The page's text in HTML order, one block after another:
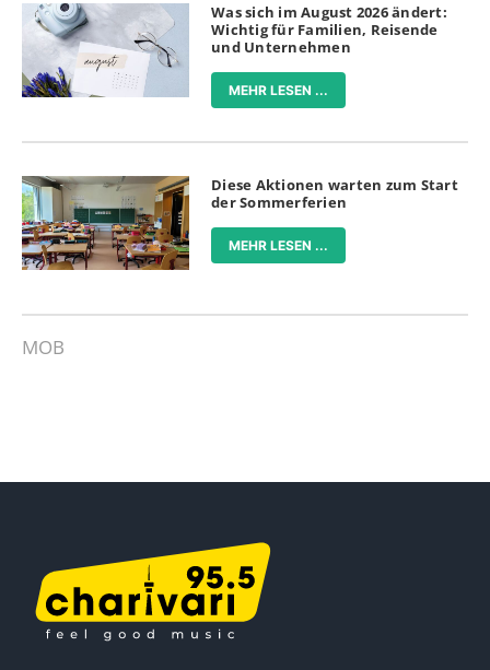
Was sich im August 2026 ändert:
Wichtig für Familien, Reisende
und Unternehmen
MEHR LESEN ...
Diese Aktionen warten zum Start
der Sommerferien
MEHR LESEN ...
MOB